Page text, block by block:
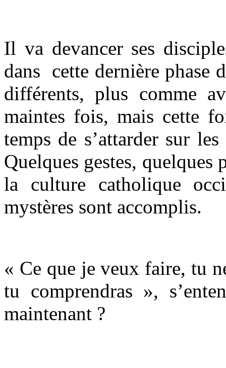
Il va devancer ses
dans cette dernière phase
différents, plus comme
maintes fois, mais cette
temps de s’attarder sur
Quelques gestes,
la culture catholique
mystères sont accomplis.
« Ce que je veux faire, tu
tu comprendras »,
maintenant ?